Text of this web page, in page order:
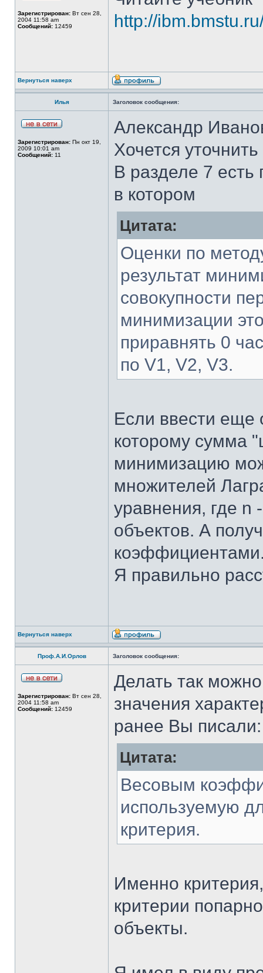
Зарегистрирован: Вт сен 28,
2004 11:58 am
Сообщений: 12459
http://
Вернуться наверх
Илья Заголовок сообщения:
Зарегистрирован: Пн окт 19,
2009 10:01 am
Сообщений: 11
Александр
Хочется
В разделе 7
в котором
Цитата:
Оценки по
результат
совокупности
минимизации
приравнять 0
по V1, V2, V3.
Если ввести еще
которому сумма
минимизацию
множителей
уравнения, где n
объектов. А
Я правильно
Вернуться наверх
Проф.А.И.Орлов Заголовок сообщения:
Зарегистрирован: Вт сен 28,
2004 11:58 am
Сообщений: 12459
Делать так
значения
ранее Вы писали:
Цитата:
Весовым
используемую
критерия.
Именно
критерии
объекты.